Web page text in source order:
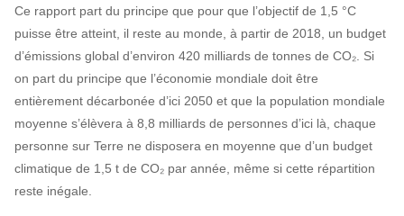
Ce rapport part du principe que pour que l’objectif de 1,5 °C
puisse être atteint, il reste au monde, à partir de 2018, un budget
d’émissions global d’environ 420 milliards de tonnes de CO₂. Si
on part du principe que l’économie mondiale doit être
entièrement décarbonée d’ici 2050 et que la population mondiale
moyenne s’élèvera à 8,8 milliards de personnes d’ici là, chaque
personne sur Terre ne disposera en moyenne que d’un budget
climatique de 1,5 t de CO₂ par année, même si cette répartition
reste inégale.